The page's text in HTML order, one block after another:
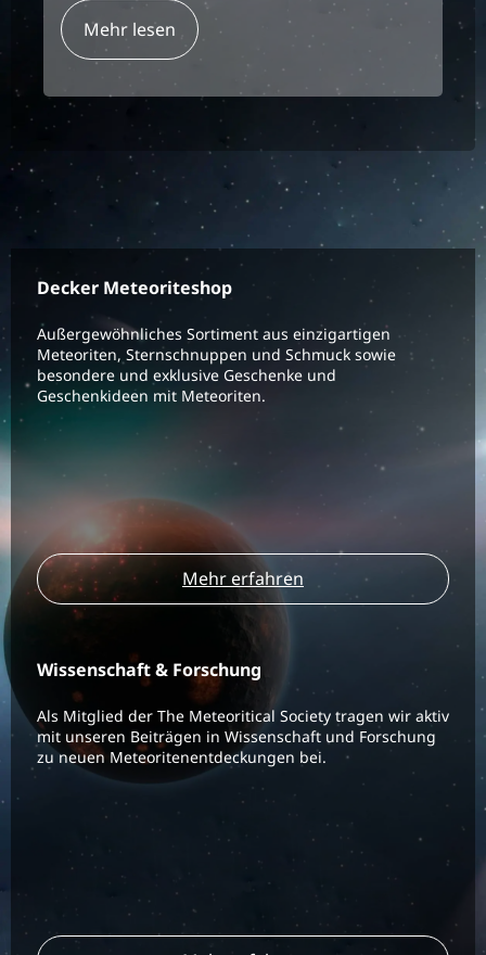
Mehr lesen
Decker Meteoriteshop
Außergewöhnliches Sortiment aus einzigartigen
Meteoriten, Sternschnuppen und Schmuck sowie
besondere und exklusive Geschenke und
Geschenkideen mit Meteoriten.
Mehr erfahren
Wissenschaft & Forschung
Als Mitglied der The Meteoritical Society tragen wir aktiv
mit unseren Beiträgen in Wissenschaft und Forschung
zu neuen Meteoritenentdeckungen bei.